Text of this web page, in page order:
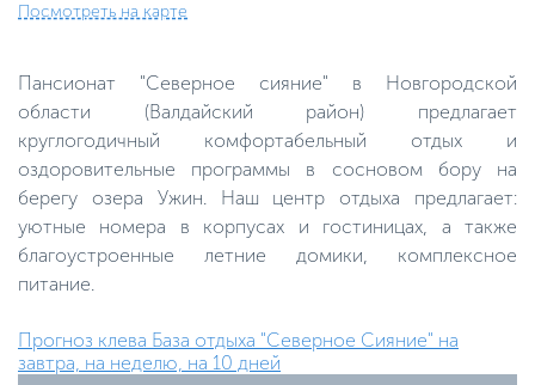
Посмотреть на карте
Пансионат "Северное сияние" в Новгородской
области (Валдайский район) предлагает
круглогодичный комфортабельный отдых и
оздоровительные программы в сосновом бору на
берегу озера Ужин. Наш центр отдыха предлагает:
уютные номера в корпусах и гостиницах, а также
благоустроенные летние домики, комплексное
питание.
Прогноз клева База отдыха "Северное Сияние" на
завтра, на неделю, на 10 дней